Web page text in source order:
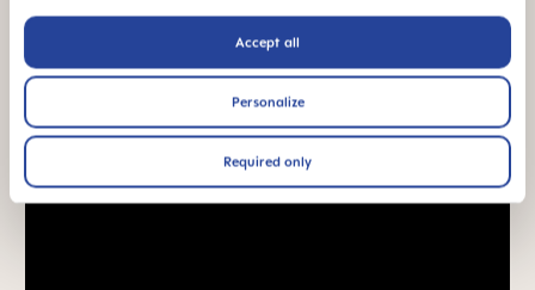
Accept all
Personalize
Required only